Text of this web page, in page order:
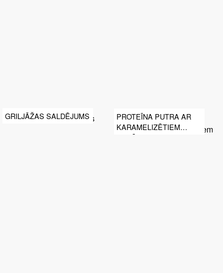
GRILJĀŽAS SALDĒJUMS
PROTEĪNA PUTRA AR
KARAMELIZĒTIEM
BANĀNIEM